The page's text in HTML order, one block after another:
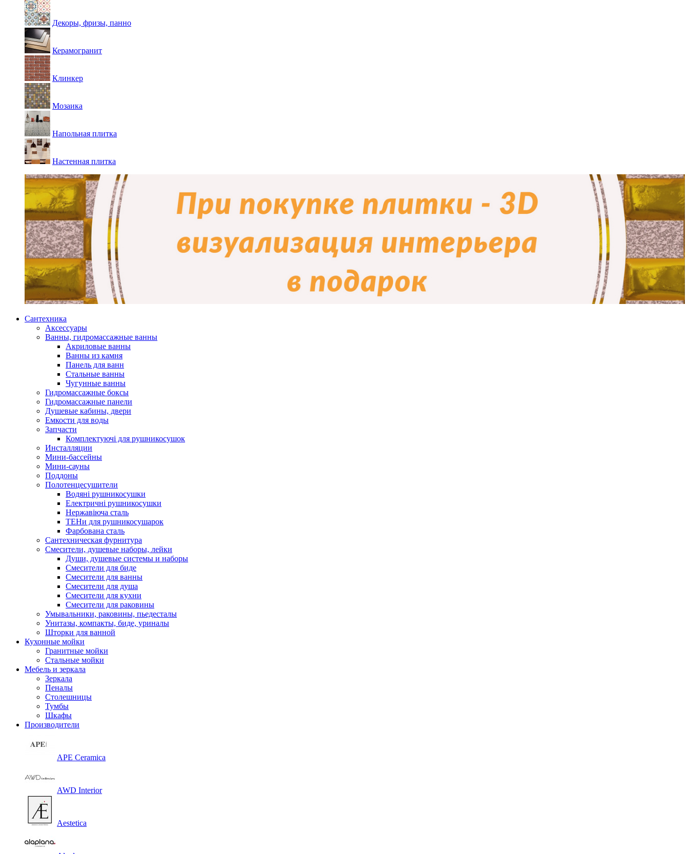
Декоры, фризы, панно
Керамогранит
Клинкер
Мозаика
Напольная плитка
Настенная плитка
Сантехника
Аксессуары
Ванны, гидромассажные ванны
Акриловые ванны
Ванны из камня
Панель для ванн
Стальные ванны
Чугунные ванны
Гидромассажные боксы
Гидромассажные панели
Душевые кабины, двери
Емкости для воды
Запчасти
Комплектуючі для рушникосушок
Инсталляции
Мини-бассейны
Мини-сауны
Поддоны
Полотенцесушители
Водяні рушникосушки
Електричні рушникосушки
Нержавіюча сталь
ТЕНи для рушникосушарок
Фарбована сталь
Сантехническая фурнитура
Смесители, душевые наборы, лейки
Души, душевые системы и наборы
Смесители для биде
Смесители для ванны
Смесители для душа
Смесители для кухни
Смесители для раковины
Умывальники, раковины, пьедесталы
Унитазы, компакты, биде, уриналы
Шторки для ванной
Кухонные мойки
Гранитные мойки
Стальные мойки
Мебель и зеркала
Зеркала
Пеналы
Столешницы
Тумбы
Шкафы
Производители
APE Ceramica
AWD Interior
Aestetica